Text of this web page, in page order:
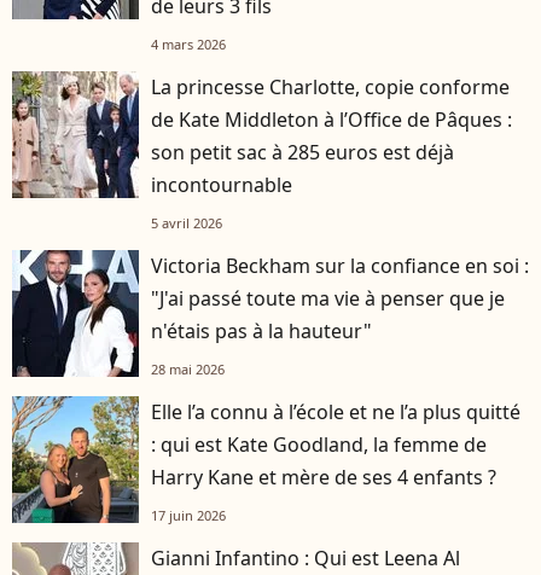
de leurs 3 fils
4 mars 2026
La princesse Charlotte, copie conforme
de Kate Middleton à l’Office de Pâques :
son petit sac à 285 euros est déjà
incontournable
5 avril 2026
Victoria Beckham sur la confiance en soi :
"J'ai passé toute ma vie à penser que je
n'étais pas à la hauteur"
28 mai 2026
Elle l’a connu à l’école et ne l’a plus quitté
: qui est Kate Goodland, la femme de
Harry Kane et mère de ses 4 enfants ?
17 juin 2026
Gianni Infantino : Qui est Leena Al